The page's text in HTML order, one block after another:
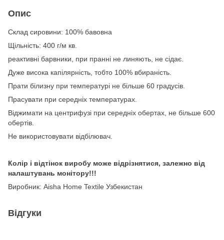
Опис
Склад сировини: 100% бавовна
Щільність: 400 г/м кв.
реактивні барвники, при пранні не линяють, не сідає.
Дуже висока капілярність, тобто 100% вбираність.
Прати білизну при температурі не більше 60 градусів.
Прасувати при середніх температурах.
Віджимати на центрифузі при середніх обертах, не більше 600
обертів.
Не використовувати відбілювач.
Колір і відтінок виробу може відрізнятися, залежно від
налаштувань монітору!!!
Виробник: Aisha Home Textile Узбекистан
Відгуки